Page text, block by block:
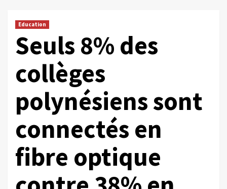
Education
Seuls 8% des
collèges
polynésiens sont
connectés en
fibre optique